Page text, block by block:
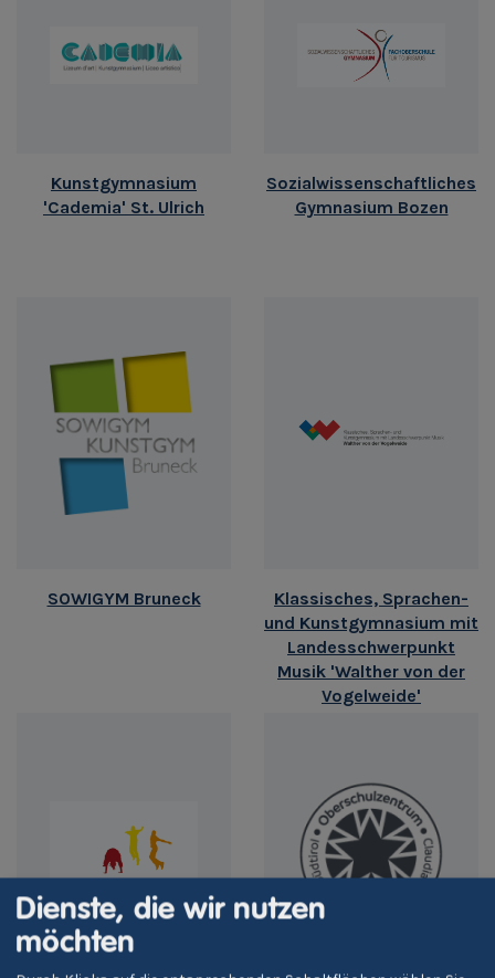
Kunstgymnasium
'Cademia' St. Ulrich
Sozialwissenschaftliches
Gymnasium Bozen
SOWIGYM Bruneck
Klassisches, Sprachen-
und Kunstgymnasium mit
Landesschwerpunkt
Musik 'Walther von der
Vogelweide'
Dienste, die wir nutzen
möchten